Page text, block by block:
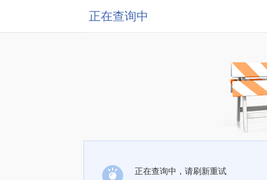
正在查询中
正在查询中，请刷新重试